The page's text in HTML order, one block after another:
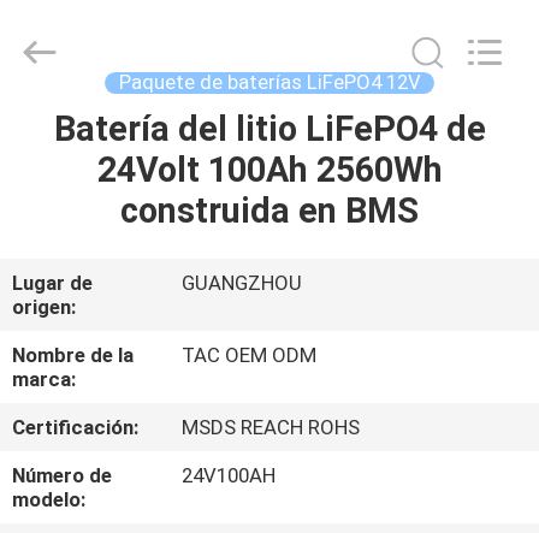
HOGAR
PRODUCTOS
VIDEOS
SOBRE
NOSOTROS
VIAJE
DE
New
Energy
Paquete de baterías LiFePO4 12V
Batería del litio LiFePO4 de
24Volt 100Ah 2560Wh
construida en BMS
Lugar de
origen:
GUANGZHOU
Nombre de la
marca:
TAC OEM ODM
Certificación:
MSDS REACH ROHS
Número de
modelo:
24V100AH